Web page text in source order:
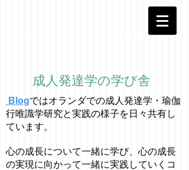
成人発達学の学び舎
Blogではオラ ンダでの成人発達学・ 瑜伽
行唯識学研究と実践の様子を日々共有し
ています。
心の成長について一緒に学び、心の成長
の実現に向かって一緒に実践していくコ